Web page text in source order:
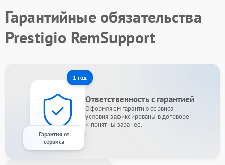
Гарантийные обязательства
Prestigio RemSupport
1 год
Гарантия от
сервиса
Ответственность с гарантией
Оформляем гарантию сервиса —
условия зафиксированы в договоре
и понятны заранее.